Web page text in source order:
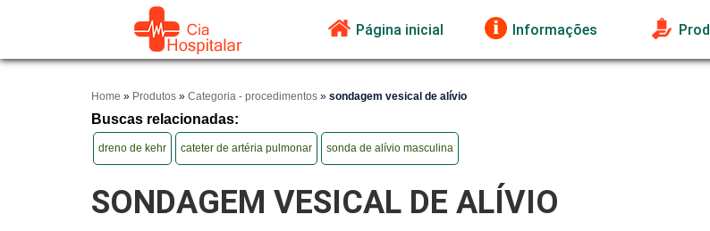
Página inicial Informações
Home » Produtos » Categoria - procedimentos » sondagem vesical de alívio
Buscas relacionadas:
dreno de kehr cateter de artéria pulmonar sonda de alívio masculina
SONDAGEM VESICAL DE ALÍVIO